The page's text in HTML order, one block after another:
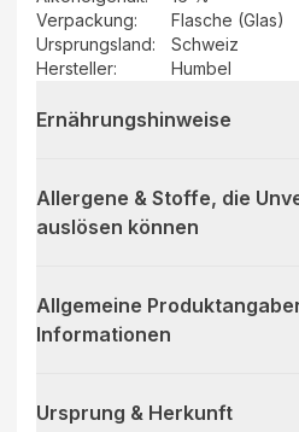
Verpackung:
Flasche (Glas)
Ursprungsland:
Schweiz
Hersteller: Humbel
Ernährungshinweise
Allergene & Stoffe, die
auslösen können
Allgemeine
Informationen
Ursprung & Herkunft